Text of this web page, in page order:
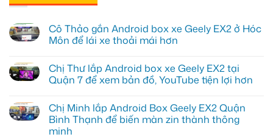
Cô Thảo gắn Android box xe Geely EX2 ở Hóc
Môn để lái xe thoải mái hơn
bình
luận
ở
gắn
Android
box
xe
Chị Thư lắp Android box xe Geely EX2 tại
Quận 7 để xem bản đồ, YouTube tiện lợi hơn
bình
luận
ở
Chị
Chị Minh lắp Android Box Geely EX2 Quận
Bình Thạnh để biến màn zin thành thông
minh